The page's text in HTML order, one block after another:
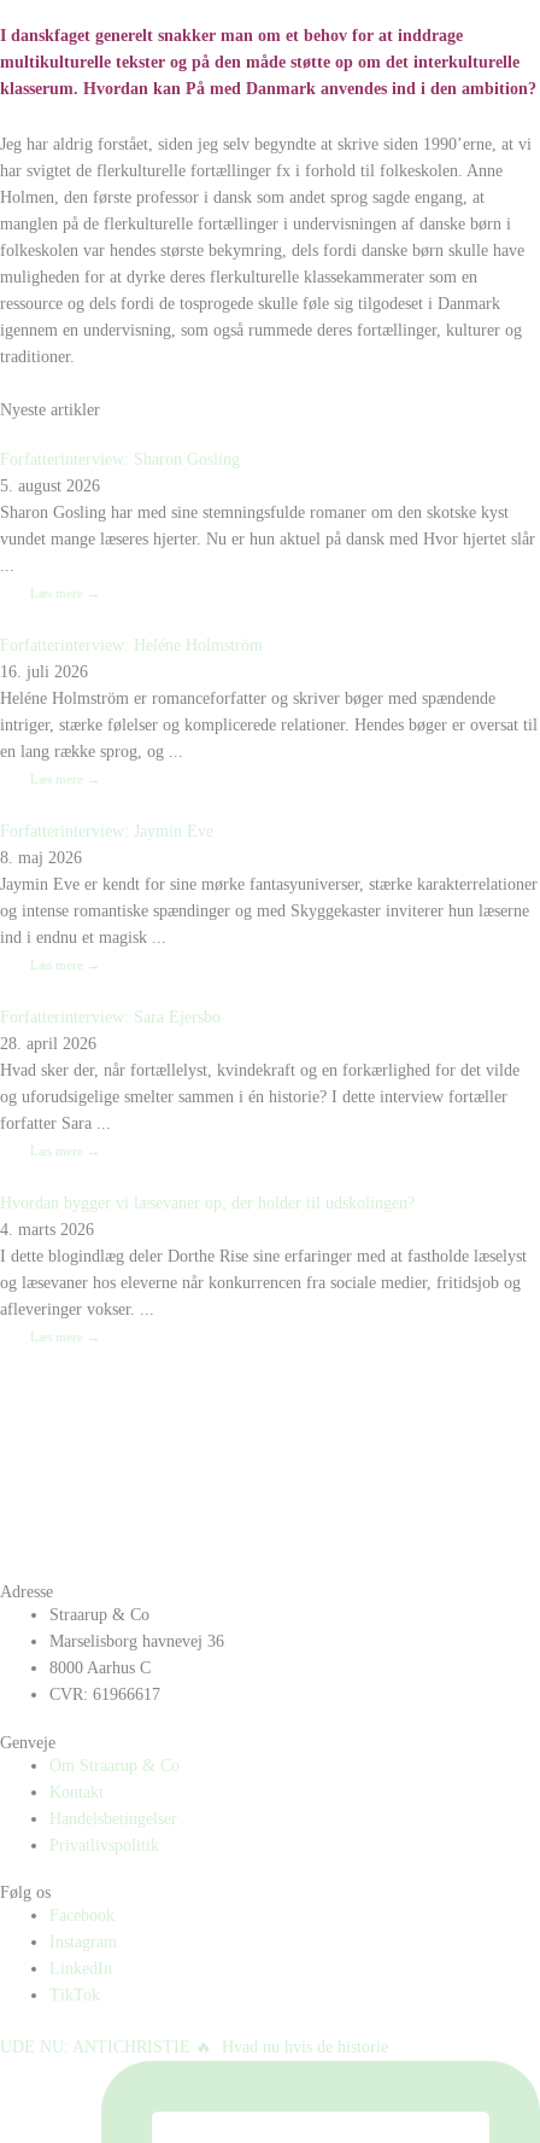
I danskfaget generelt snakker man om et behov for at inddrage
multikulturelle tekster og på den måde støtte op om det interkulturelle
klasserum. Hvordan kan På med Danmark anvendes ind i den ambition?
Jeg har aldrig forstået, siden jeg selv begyndte at skrive siden 1990’erne, at vi
har svigtet de flerkulturelle fortællinger fx i forhold til folkeskolen. Anne
Holmen, den første professor i dansk som andet sprog sagde engang, at
manglen på de flerkulturelle fortællinger i undervisningen af danske børn i
folkeskolen var hendes største bekymring, dels fordi danske børn skulle have
muligheden for at dyrke deres flerkulturelle klassekammerater som en
ressource og dels fordi de tosprogede skulle føle sig tilgodeset i Danmark
igennem en undervisning, som også rummede deres fortællinger, kulturer og
traditioner.
Nyeste artikler
Forfatterinterview: Sharon Gosling
5. august 2026
Sharon Gosling har med sine stemningsfulde romaner om den skotske kyst
vundet mange læseres hjerter. Nu er hun aktuel på dansk med Hvor hjertet slår
Læs mere →
Forfatterinterview: Heléne Holmström
16. juli 2026
Heléne Holmström er romanceforfatter og skriver bøger med spændende
intriger, stærke følelser og komplicerede relationer. Hendes bøger er oversat til
en lang række sprog, og ...
Læs mere →
Forfatterinterview: Jaymin Eve
8. maj 2026
Jaymin Eve er kendt for sine mørke fantasyuniverser, stærke karakterrelationer
og intense romantiske spændinger og med Skyggekaster inviterer hun læserne
ind i endnu et magisk ...
Læs mere →
Forfatterinterview: Sara Ejersbo
28. april 2026
Hvad sker der, når fortællelyst, kvindekraft og en forkærlighed for det vilde
og uforudsigelige smelter sammen i én historie? I dette interview fortæller
forfatter Sara ...
Læs mere →
Hvordan bygger vi læsevaner op, der holder til udskolingen?
4. marts 2026
I dette blogindlæg deler Dorthe Rise sine erfaringer med at fastholde læselyst
og læsevaner hos eleverne når konkurrencen fra sociale medier, fritidsjob og
afleveringer vokser. ...
Læs mere →
Adresse
Straarup & Co
Marselisborg havnevej 36
8000 Aarhus C
CVR: 61966617
Genveje
Om Straarup & Co
Kontakt
Handelsbetingelser
Privatlivspolitik
Følg os
Facebook
Instagram
LinkedIn
TikTok
UDE NU: ANTICHRISTIE 🔥⁠ ⁠ Hvad nu hvis de historie